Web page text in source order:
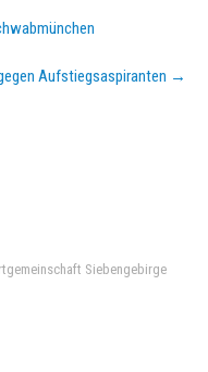
Aufstiegsaspiranten →
Siebengebirge